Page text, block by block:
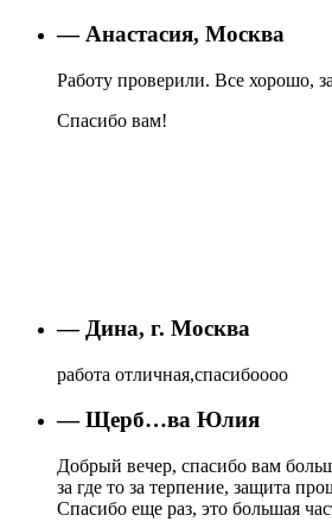
— Анастасия, Москва
Работу проверили. Все хорошо,
Спасибо вам!
— Дина, г. Москва
работа отличная,спасибоооо
— Щерб…ва Юлия
Добрый вечер, спасибо вам
за где то за терпение, защита
Спасибо еще раз, это большая